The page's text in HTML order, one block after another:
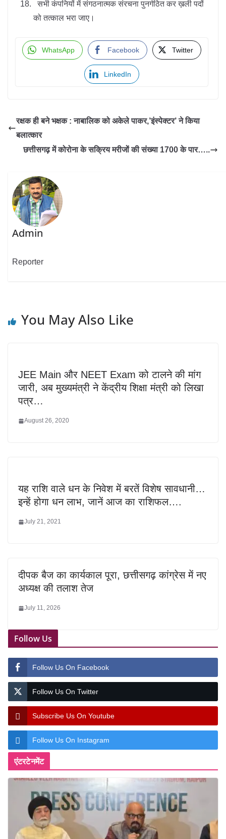
सभी कंपनियों में संगठनात्मक संरचना पुनर्गठित कर ख़ली पदों
को तत्काल भरा जाए।
WhatsApp Facebook Twitter
LinkedIn
रक्षक ही बने भक्षक : नाबालिक को अकेले पाकर,’इंस्पेक्टर’ ने किया
बलात्कार
छत्तीसगढ़ में कोरोना के सक्रिय मरीजों की संख्या 1700 के पार…..
Admin
Reporter
You May Also Like
JEE Main और NEET Exam को टालने की मांग
जारी, अब मुख्यमंत्री ने केंद्रीय शिक्षा मंत्री को लिखा
पत्र…
August 26, 2020
यह राशि वाले धन के निवेश में बरतें विशेष सावधानी…
इन्हें होगा धन लाभ, जानें आज का राशिफल….
July 21, 2021
दीपक बैज का कार्यकाल पूरा, छत्तीसगढ़ कांग्रेस में नए
अध्यक्ष की तलाश तेज
July 11, 2026
Follow Us
Follow Us On Facebook
Follow Us On Twitter
Subscribe Us On Youtube
Follow Us On Instagram
एंटरटेनमेंट